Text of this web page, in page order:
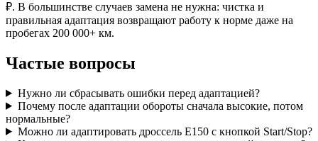
₽. В большинстве случаев замена не нужна: чистка и
правильная адаптация возвращают работу к норме даже на
пробегах 200 000+ км.
Частые вопросы
Нужно ли сбрасывать ошибки перед адаптацией?
Почему после адаптации обороты сначала высокие, потом
нормальные?
Можно ли адаптировать дроссель E150 с кнопкой Start/Stop?